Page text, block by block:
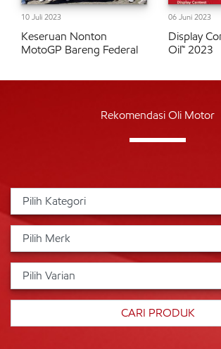
10 Juli 2023
Keseruan Nonton
MotoGP Bareng Federal
06 Juni 2023
Display
Oil™ 2023
Rekomendasi Oli Motor